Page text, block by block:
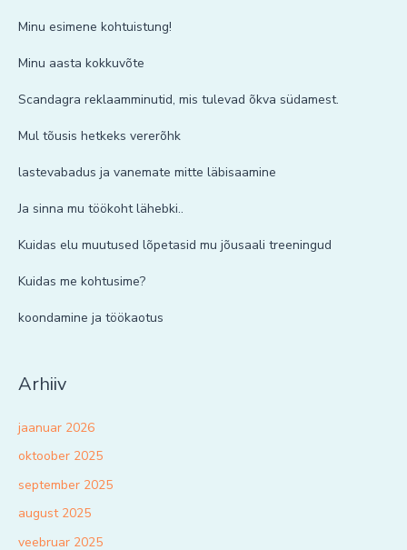
Minu esimene kohtuistung!
Minu aasta kokkuvõte
Scandagra reklaamminutid, mis tulevad õkva südamest.
Mul tõusis hetkeks vererõhk
lastevabadus ja vanemate mitte läbisaamine
Ja sinna mu töökoht lähebki..
Kuidas elu muutused lõpetasid mu jõusaali treeningud
Kuidas me kohtusime?
koondamine ja töökaotus
Arhiiv
jaanuar 2026
oktoober 2025
september 2025
august 2025
veebruar 2025